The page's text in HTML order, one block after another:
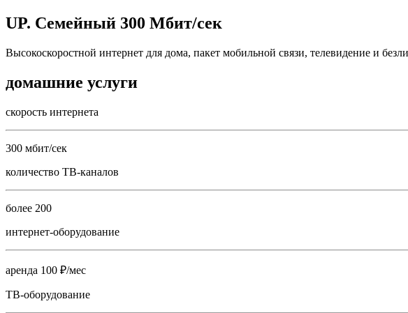
UP. Семейный 300 Мбит/сек
Высокоскоростной интернет для дома, пакет мобильной связи, телевидение и
домашние услуги
скорость интернета
300 мбит/сек
количество ТВ-каналов
более 200
интернет-оборудование
аренда 100 ₽/мес
ТВ-оборудование